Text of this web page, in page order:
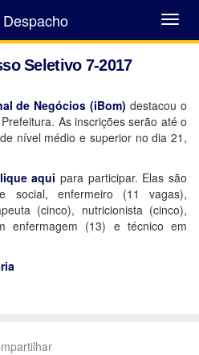
Abrir
Menu
Seletivo 7-2017
de Negócios (iBom) destacou o
As inscrições serão até o
nível médio e superior no dia 21,
aqui para participar. Elas são
social, enfermeiro (11 vagas),
(cinco), nutricionista (cinco),
enfermagem (13) e técnico em